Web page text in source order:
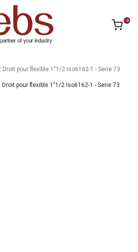
0
Droit pour flexible 1"1/2 Iso6162-1 - Serie 73